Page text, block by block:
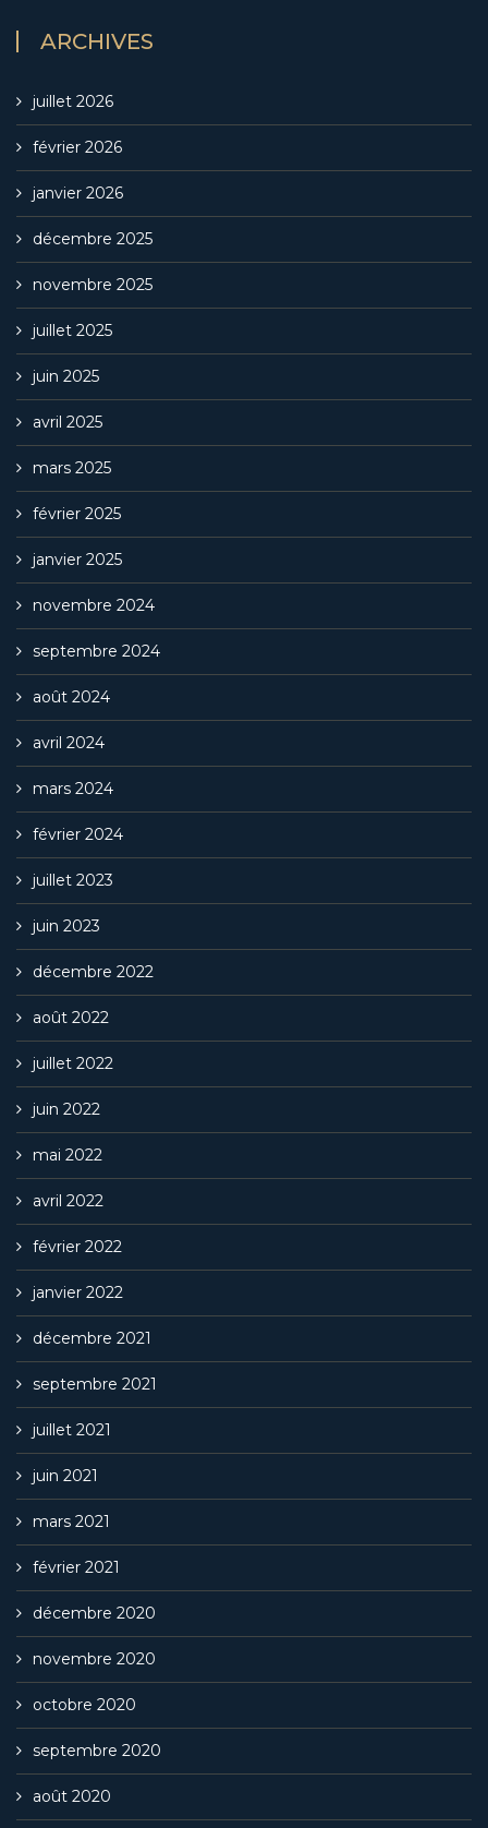
ARCHIVES
juillet 2026
février 2026
janvier 2026
décembre 2025
novembre 2025
juillet 2025
juin 2025
avril 2025
mars 2025
février 2025
janvier 2025
novembre 2024
septembre 2024
août 2024
avril 2024
mars 2024
février 2024
juillet 2023
juin 2023
décembre 2022
août 2022
juillet 2022
juin 2022
mai 2022
avril 2022
février 2022
janvier 2022
décembre 2021
septembre 2021
juillet 2021
juin 2021
mars 2021
février 2021
décembre 2020
novembre 2020
octobre 2020
septembre 2020
août 2020